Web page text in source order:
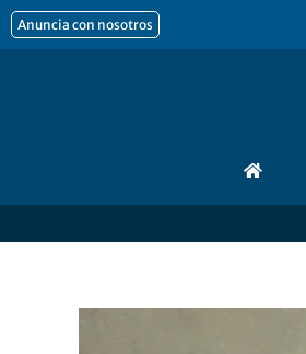
al
Anuncia con nosotros